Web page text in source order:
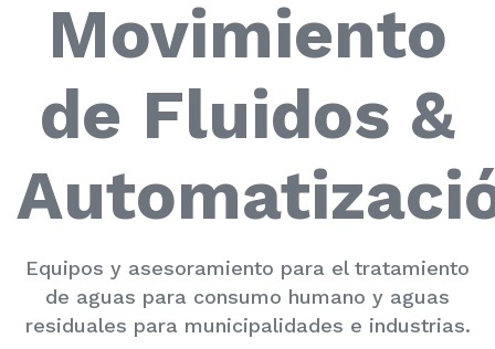
Movimiento
de Fluidos &
Equipos y asesoramiento para el tratamiento
de aguas para consumo humano y aguas
residuales para municipalidades e industrias.